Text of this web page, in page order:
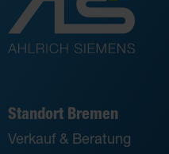
Standort Bremen
Verkauf & Beratung